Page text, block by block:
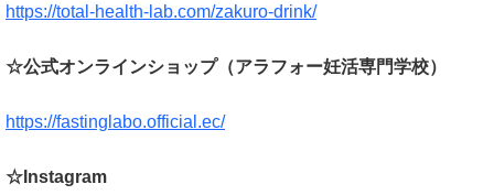
https://total-health-lab.com/zakuro-drink/
☆公式オンラインショップ（アラフォー妊活専門学校）
https://fastinglabo.official.ec/
☆Instagram